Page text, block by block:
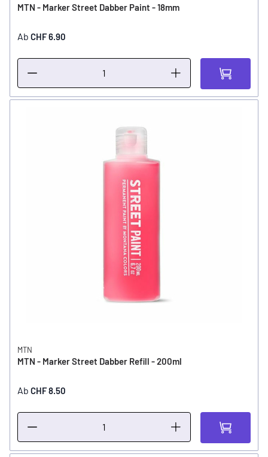
MTN - Marker Street Dabber Paint - 18mm
Ab CHF 6.90
MTN
MTN - Marker Street Dabber Refill - 200ml
Ab CHF 8.50